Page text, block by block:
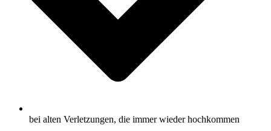
bei alten Verletzungen, die immer wieder hochkommen